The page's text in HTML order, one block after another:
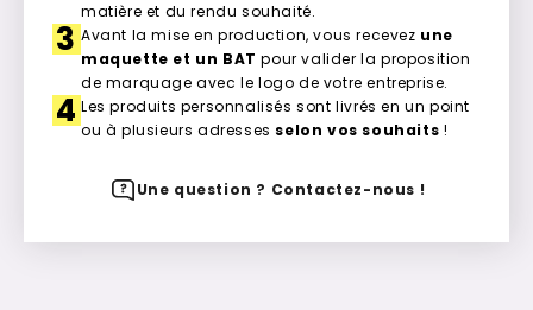
matière et du rendu souhaité.
3 Avant la mise en production, vous recevez une
maquette et un BAT pour valider la proposition
de marquage avec le logo de votre entreprise.
4 Les produits personnalisés sont livrés en un point
ou à plusieurs adresses selon vos souhaits !
Une question ? Contactez-nous !